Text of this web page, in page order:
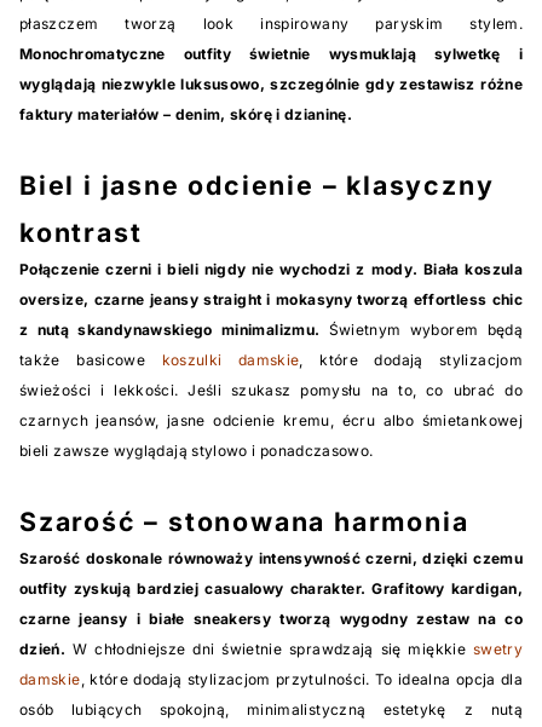
płaszczem tworzą look inspirowany paryskim stylem.
Monochromatyczne outfity świetnie wysmuklają sylwetkę i
wyglądają niezwykle luksusowo, szczególnie gdy zestawisz różne
faktury materiałów – denim, skórę i dzianinę.
Biel i jasne odcienie – klasyczny
kontrast
Połączenie czerni i bieli nigdy nie wychodzi z mody. Biała koszula
oversize, czarne jeansy straight i mokasyny tworzą effortless chic
z nutą skandynawskiego minimalizmu. Świetnym wyborem będą
także basicowe koszulki damskie, które dodają stylizacjom
świeżości i lekkości. Jeśli szukasz pomysłu na to, co ubrać do
czarnych jeansów, jasne odcienie kremu, écru albo śmietankowej
bieli zawsze wyglądają stylowo i ponadczasowo.
Szarość – stonowana harmonia
Szarość doskonale równoważy intensywność czerni, dzięki czemu
outfity zyskują bardziej casualowy charakter. Grafitowy kardigan,
czarne jeansy i białe sneakersy tworzą wygodny zestaw na co
dzień. W chłodniejsze dni świetnie sprawdzają się miękkie swetry
damskie, które dodają stylizacjom przytulności. To idealna opcja dla
osób lubiących spokojną, minimalistyczną estetykę z nutą